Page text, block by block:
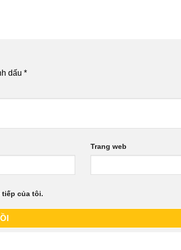
dấu *
Trang web
của tôi.